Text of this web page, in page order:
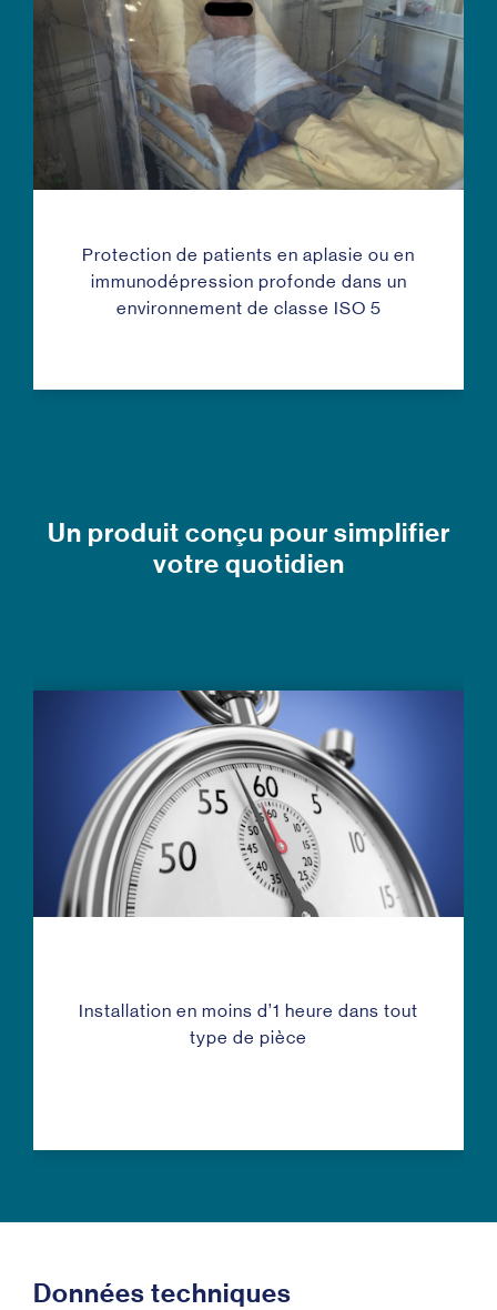
Protection de patients en aplasie ou en
immunodépression profonde dans un
environnement de classe ISO 5
Un produit conçu pour simplifier
votre quotidien
Installation en moins d’1 heure dans tout
type de pièce
Données techniques